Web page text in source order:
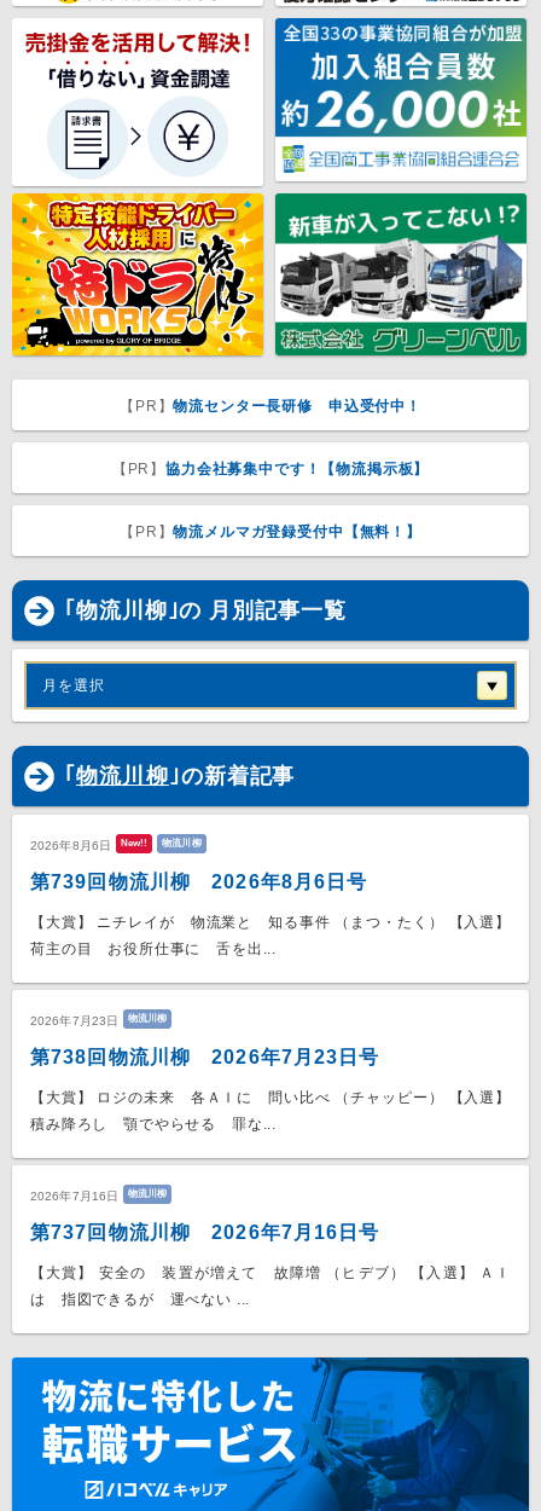
【PR】物流センター長研修 申込受付中！
【PR】協力会社募集中です！【物流掲示板】
【PR】物流メルマガ登録受付中【無料！】
｢物流川柳｣の 月別記事一覧
月を選択
｢ 物流川柳｣の新着記事
2026年8月6日 New!! 物流川柳
第739回物流川柳 2026年8月6日号
【大賞】 ニチレイが 物流業と 知る事件 （まつ・たく） 【入選】
荷主の目 お役所仕事に 舌を出...
2026年7月23日 物流川柳
第738回物流川柳 2026年7月23日号
【大賞】 ロジの未来 各ＡＩに 問い比べ （チャッピー） 【入選】
積み降ろし 顎でやらせる 罪な...
2026年7月16日 物流川柳
第737回物流川柳 2026年7月16日号
【大賞】 安全の 装置が増えて 故障増 （ヒデブ） 【入選】 ＡＩ
は 指図できるが 運べない ...